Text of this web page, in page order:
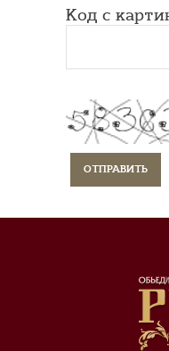
Код с